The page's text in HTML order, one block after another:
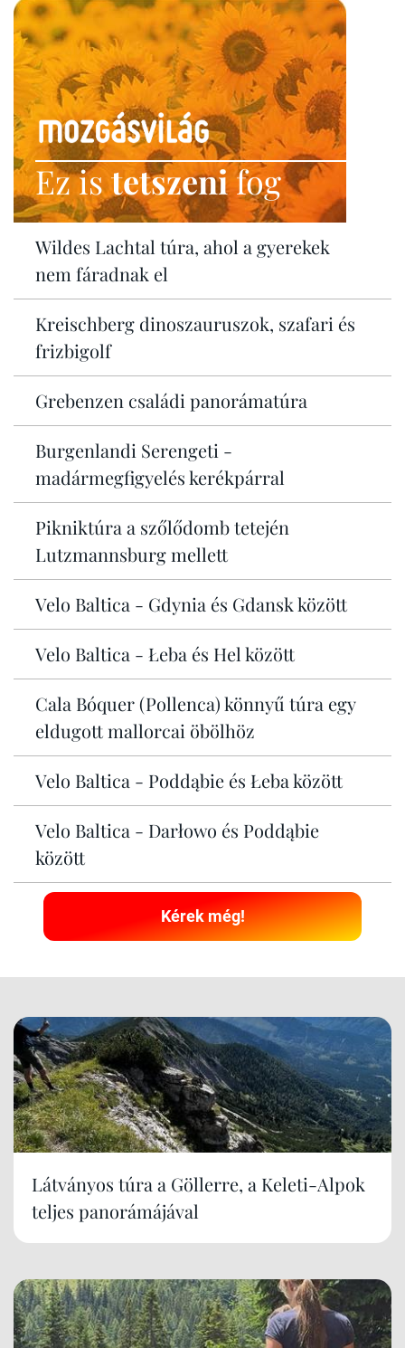
Ez istetszenifog
Wildes Lachtal túra, ahol a gyerekek
nem fáradnak el
Kreischberg dinoszauruszok, szafari és
frizbigolf
Grebenzen családi panorámatúra
Burgenlandi Serengeti -
madármegfigyelés kerékpárral
Pikniktúra a szőlődomb tetején
Lutzmannsburg mellett
Velo Baltica - Gdynia és Gdansk között
Velo Baltica - Łeba és Hel között
Cala Bóquer (Pollenca) könnyű túra egy
eldugott mallorcai öbölhöz
Velo Baltica - Poddąbie és Łeba között
Velo Baltica - Darłowo és Poddąbie
között
Kérek még!
Látványos túra a Göllerre, a Keleti-Alpok
teljes panorámájával